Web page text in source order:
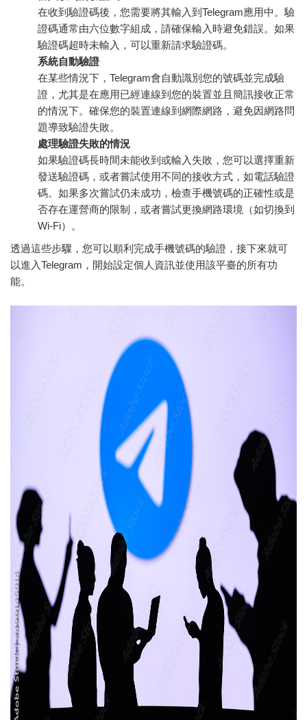
在收到驗證碼後，您需要將其輸入到Telegram應用中。驗
證碼通常由六位數字組成，請確保輸入時避免錯誤。如果
驗證碼超時未輸入，可以重新請求驗證碼。
系統自動驗證
在某些情況下，Telegram會自動識別您的號碼並完成驗
證，尤其是在應用已經連線到您的裝置並且簡訊接收正常
的情況下。確保您的裝置連線到網際網路，避免因網路問
題導致驗證失敗。
處理驗證失敗的情況
如果驗證碼長時間未能收到或輸入失敗，您可以選擇重新
發送驗證碼，或者嘗試使用不同的接收方式，如電話驗證
碼。如果多次嘗試仍未成功，檢查手機號碼的正確性或是
否存在運營商的限制，或者嘗試更換網路環境（如切換到
Wi-Fi）。
透過這些步驟，您可以順利完成手機號碼的驗證，接下來就可
以進入Telegram，開始設定個人資訊並使用該平臺的所有功
能。